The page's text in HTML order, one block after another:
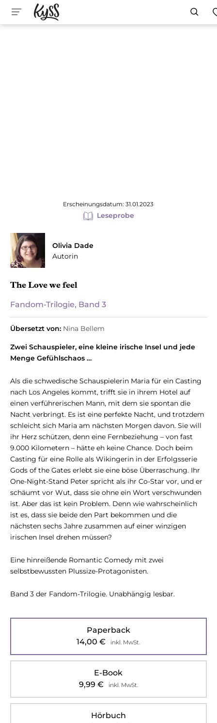
Erscheinungsdatum: 31.01.2023
Leseprobe
Olivia Dade
Autorin
The Love we feel
Fandom-Trilogie, Band 3
Übersetzt von: Nina Bellem
Zwei Schauspieler, eine kleine irische Insel und jede
Menge Gefühlschaos …
Als die schwedische Schauspielerin Maria für ein Casting
nach Los Angeles kommt, trifft sie in ihrem Hotel auf
einen verführerischen Mann, mit dem sie spontan die
Nacht verbringt. Es ist eine perfekte Nacht, und trotzdem
schleicht sich Maria am nächsten Morgen davon. Sie will
ihr Herz schützen, denn eine Fernbeziehung – von fast
9.000 Kilometern – hätte eh keine Chance. Doch beim
Casting für eine Rolle als Wikingerin in der Erfolgsserie
Gods of the Gates erlebt sie eine böse Überraschung. Ihr
One-Night-Stand Peter spricht als ihr Co-Star vor, und er
schäumt vor Wut, dass sie ohne ein Wort verschwunden
ist. Aber das ist kein Problem. Denn wie wahrscheinlich
ist es, dass sie beide den Part bekommen und die
nächsten sechs Jahre zusammen auf einer winzigen
irischen Insel drehen müssen?
Eine hinreißende Romantic Comedy mit zwei
selbstbewussten Plussize-Protagonisten.
Band 3 der Fandom-Trilogie. Unabhängig lesbar.
Paperback
14,00€ inkl. MwSt.
E-Book
9,99 € inkl. MwSt.
Hörbuch